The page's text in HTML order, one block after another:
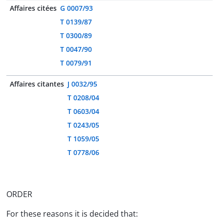
Affaires citées G 0007/93
T 0139/87
T 0300/89
T 0047/90
T 0079/91
Affaires citantes J 0032/95
T 0208/04
T 0603/04
T 0243/05
T 1059/05
T 0778/06
ORDER
For these reasons it is decided that: